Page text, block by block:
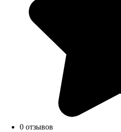
0 отзывов